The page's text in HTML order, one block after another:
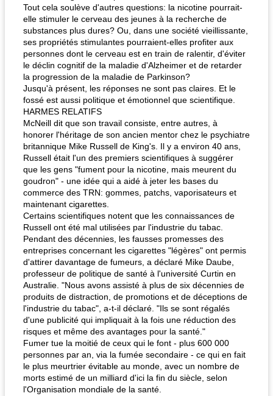
Tout cela soulève d'autres questions: la nicotine pourrait-
elle stimuler le cerveau des jeunes à la recherche de
substances plus dures? Ou, dans une société vieillissante,
ses propriétés stimulantes pourraient-elles profiter aux
personnes dont le cerveau est en train de ralentir, d'éviter
le déclin cognitif de la maladie d'Alzheimer et de retarder
la progression de la maladie de Parkinson?
Jusqu'à présent, les réponses ne sont pas claires. Et le
fossé est aussi politique et émotionnel que scientifique.
HARMES RELATIFS
McNeill dit que son travail consiste, entre autres, à
honorer l'héritage de son ancien mentor chez le psychiatre
britannique Mike Russell de King's. Il y a environ 40 ans,
Russell était l'un des premiers scientifiques à suggérer
que les gens "fument pour la nicotine, mais meurent du
goudron" - une idée qui a aidé à jeter les bases du
commerce des TRN: gommes, patchs, vaporisateurs et
maintenant cigarettes.
Certains scientifiques notent que les connaissances de
Russell ont été mal utilisées par l'industrie du tabac.
Pendant des décennies, les fausses promesses des
entreprises concernant les cigarettes "légères" ont permis
d'attirer davantage de fumeurs, a déclaré Mike Daube,
professeur de politique de santé à l'université Curtin en
Australie. "Nous avons assisté à plus de six décennies de
produits de distraction, de promotions et de déceptions de
l'industrie du tabac", a-t-il déclaré. "Ils se sont régalés
d'une publicité qui impliquait à la fois une réduction des
risques et même des avantages pour la santé."
Fumer tue la moitié de ceux qui le font - plus 600 000
personnes par an, via la fumée secondaire - ce qui en fait
le plus meurtrier évitable au monde, avec un nombre de
morts estimé de un milliard d'ici la fin du siècle, selon
l'Organisation mondiale de la santé.